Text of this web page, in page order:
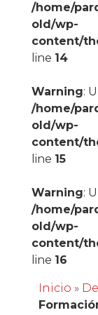
/home/
old/wp-
content/
line 14
Warning:
/home/
old/wp-
content/
line 15
Warning:
/home/
old/wp-
content/
line 16
Inicio »